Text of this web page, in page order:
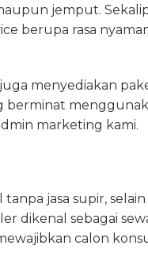
jemput.
berupa rasa
menyediakan
marketing kami.
jasa supir,
dikenal sebagai
calon